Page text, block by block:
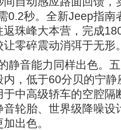
需0.2秒。全新Jeep指
珠峰大本营，完成
零碎震动消弭于无形
静音能力同样出色。
内，低于60分贝的宁
中高级轿车的空腔隔
轮胎、世界级降噪设
出色。